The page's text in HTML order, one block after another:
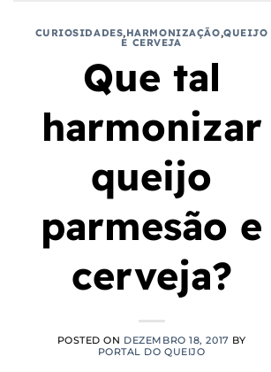
CURIOSIDADES, HARMONIZAÇÃO,QUEIJO
E CERVEJA
Que tal
harmonizar
queijo
parmesão e
cerveja?
POSTED ON DEZEMBRO 18, 2017 BY
PORTAL DO QUEIJO